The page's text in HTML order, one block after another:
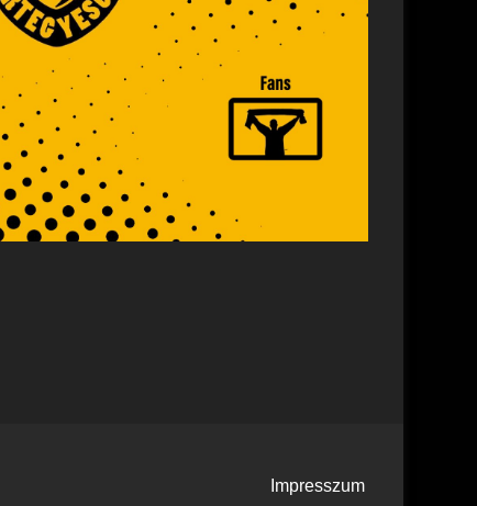
Impresszum